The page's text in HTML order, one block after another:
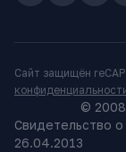
Сайт защищён
©
Свидетельство
26.04.2013